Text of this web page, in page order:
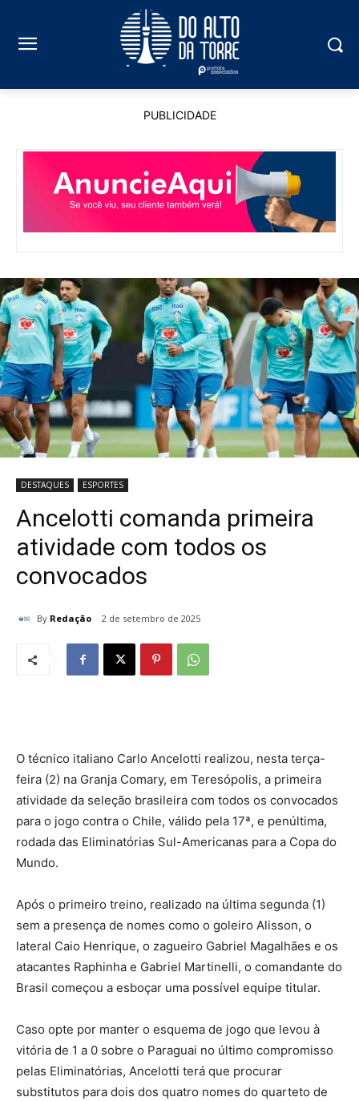
PUBLICIDADE
DESTAQUES ESPORTES
Ancelotti comanda primeira
atividade com todos os
convocados
By Redação 2 de setembro de 2025
O técnico italiano Carlo Ancelotti realizou, nesta terça-
feira (2) na Granja Comary, em Teresópolis, a primeira
atividade da seleção brasileira com todos os convocados
para o jogo contra o Chile, válido pela 17ª, e penúltima,
rodada das Eliminatórias Sul-Americanas para a Copa do
Mundo.
Após o primeiro treino, realizado na última segunda (1)
sem a presença de nomes como o goleiro Alisson, o
lateral Caio Henrique, o zagueiro Gabriel Magalhães e os
atacantes Raphinha e Gabriel Martinelli, o comandante do
Brasil começou a esboçar uma possível equipe titular.
Caso opte por manter o esquema de jogo que levou à
vitória de 1 a 0 sobre o Paraguai no último compromisso
pelas Eliminatórias, Ancelotti terá que procurar
substitutos para dois dos quatro nomes do quarteto de